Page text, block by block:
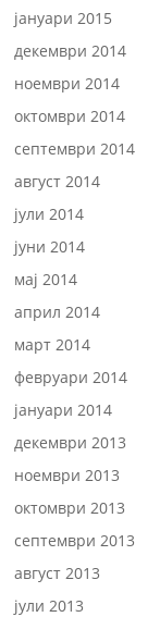
јануари 2015
декември 2014
ноември 2014
октомври 2014
септември 2014
август 2014
јули 2014
јуни 2014
мај 2014
април 2014
март 2014
февруари 2014
јануари 2014
декември 2013
ноември 2013
октомври 2013
септември 2013
август 2013
јули 2013